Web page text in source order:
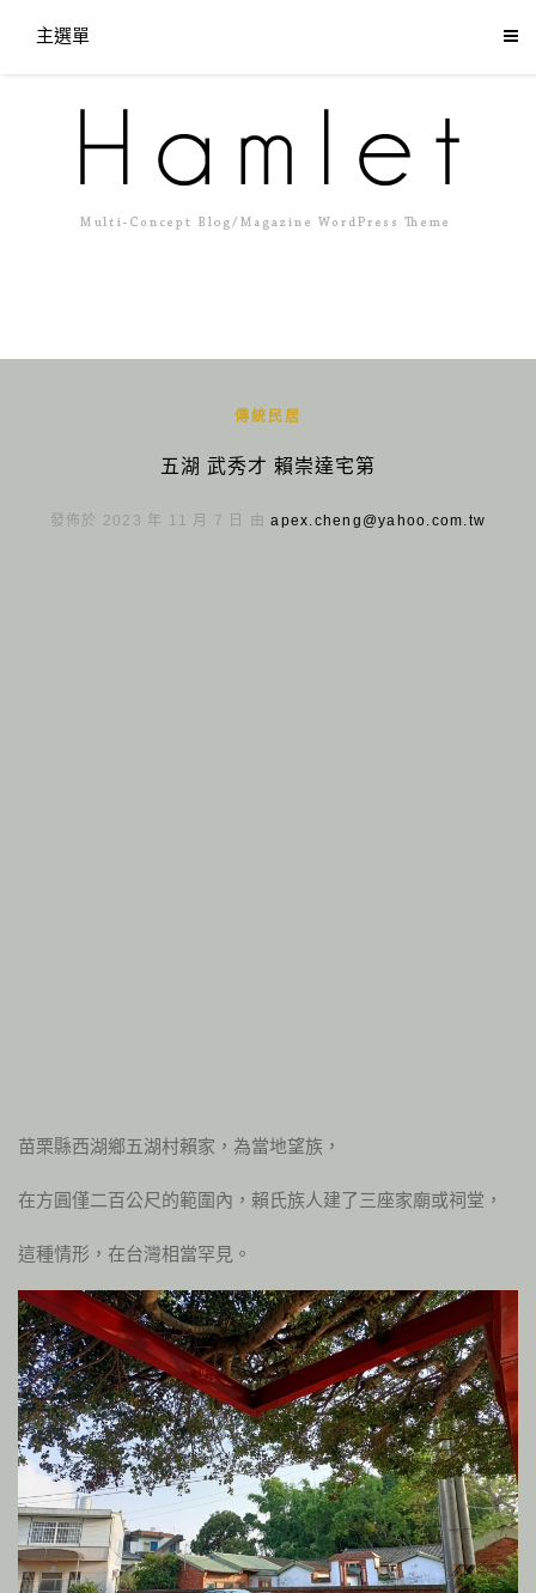
主選單
傳統民居
五湖 武秀才 賴崇達宅第
發佈於 2023 年 11 月 7 日 由apex.cheng@yahoo.com.tw
苗栗縣西湖鄉五湖村賴家，為當地望族，
在方圓僅二百公尺的範圍內，賴氏族人建了三座家廟或祠堂，
這種情形，在台灣相當罕見。